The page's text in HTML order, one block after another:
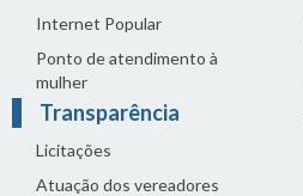
Internet Popular
Ponto de atendimento à
mulher
Transparência
Licitações
Atuação dos vereadores